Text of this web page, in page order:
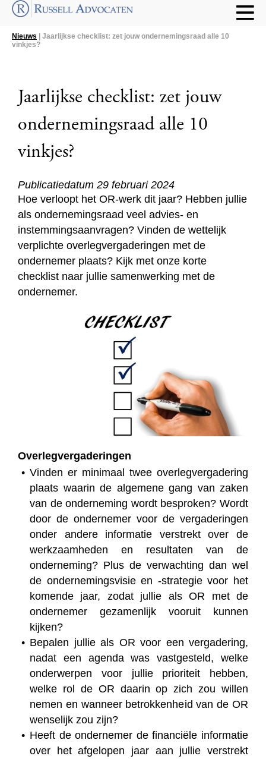
Nieuws | Jaarlijkse checklist: zet jouw ondernemingsraad alle 10
vinkjes?
Jaarlijkse checklist: zet jouw
ondernemingsraad alle 10
vinkjes?
Publicatiedatum 29 februari 2024
Hoe verloopt het OR-werk dit jaar? Hebben jullie
als ondernemingsraad veel advies- en
instemmingsaanvragen? Vinden de wettelijk
verplichte overlegvergaderingen met de
ondernemer plaats? Kijk met onze korte
checklist naar jullie samenwerking met de
ondernemer.
Overlegvergaderingen
Vinden er minimaal twee overlegvergadering
plaats waarin de algemene gang van zaken
van de onderneming wordt besproken? Wordt
door de ondernemer voor de vergaderingen
onder andere informatie verstrekt over de
werkzaamheden en resultaten van de
onderneming? Plus de verwachting dan wel
de ondernemingsvisie en -strategie voor het
komende jaar, zodat jullie als OR met de
ondernemer gezamenlijk vooruit kunnen
kijken?
Bepalen jullie als OR voor een vergadering,
nadat een agenda was vastgesteld, welke
onderwerpen voor jullie prioriteit hebben,
welke rol de OR daarin op zich zou willen
nemen en wanneer betrokkenheid van de OR
wenselijk zou zijn?
Heeft de ondernemer de financiële informatie
over het afgelopen jaar aan jullie verstrekt